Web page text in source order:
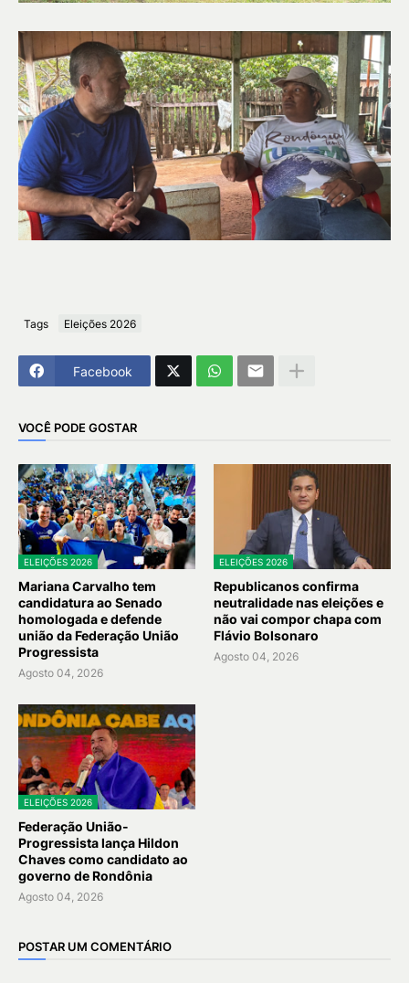
Tags Eleições 2026
Facebook
VOCÊ PODE GOSTAR
ELEIÇÕES 2026
Mariana Carvalho tem
candidatura ao Senado
homologada e defende
união da Federação União
Progressista
Agosto 04, 2026
ELEIÇÕES 2026
Republicanos confirma
neutralidade nas eleições e
não vai compor chapa com
Flávio Bolsonaro
Agosto 04, 2026
ELEIÇÕES 2026
Federação União-
Progressista lança Hildon
Chaves como candidato ao
governo de Rondônia
Agosto 04, 2026
POSTAR UM COMENTÁRIO